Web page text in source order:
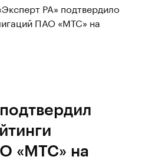
РА» подтвердило
ПАО «МТС» на
«МТС» на